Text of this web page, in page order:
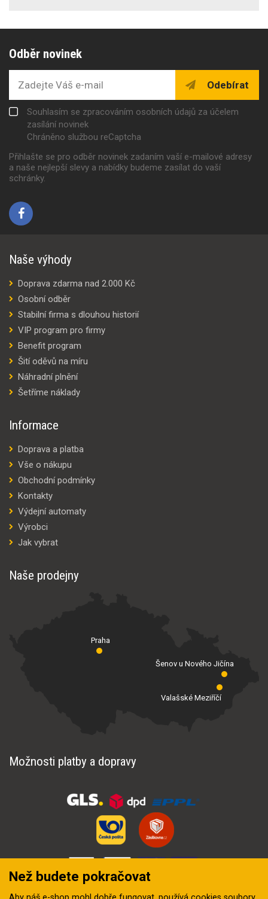
Odběr novinek
Odebírat
Souhlasím se zpracováním osobních údajů za účelem
zasílání novinek
Chráněno službou reCaptcha
Přihlašte se pro odběr novinek zadaním vaší e-mailové adresy
a naše nejlepší slevy a nabídky budeme zasílat do vaší
schránky.
Naše výhody
Doprava zdarma nad 2.000 Kč
Osobní odběr
Stabilní firma s dlouhou historií
VIP program pro firmy
Benefit program
Šití oděvů na míru
Náhradní plnění
Šetříme náklady
Informace
Doprava a platba
Vše o nákupu
Obchodní podmínky
Kontakty
Výdejní automaty
Výrobci
Jak vybrat
Naše prodejny
Praha
Valašské Meziříčí
Šenov u Nového Jičína
Možnosti platby a dopravy
Než budete pokračovat